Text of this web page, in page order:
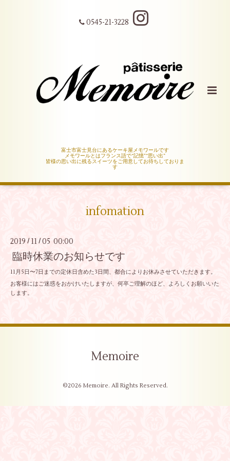
0545-21-3228
富士市富士見台にあるケーキ屋メモワールです
メモワールとはフランス語で“記憶”“思い出”
皆様の思い出に残るスイーツをご用意してお待ちしておりま
す
infomation
2019 / 11 /05 00:00
臨時休業のお知らせです
11月5日〜7日までの定休日含めた3日間、都合によりお休みさせていただきます。
お客様にはご迷惑をおかけいたしますが、何卒ご理解のほど、よろしくお願いいた
します。
Memoire
©2026 Memoire. All Rights Reserved.